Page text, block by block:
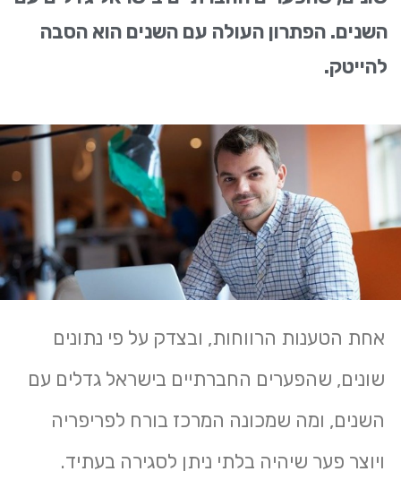
השנים. הפתרון העולה עם השנים הוא הסבה
להייטק.
אחת הטענות הרווחות, ובצדק על פי נתונים
שונים, שהפערים החברתיים בישראל גדלים עם
השנים, ומה שמכונה המרכז בורח לפריפריה
ויוצר פער שיהיה בלתי ניתן לסגירה בעתיד.